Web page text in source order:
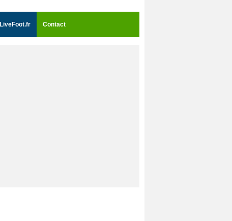
LiveFoot.fr Contact